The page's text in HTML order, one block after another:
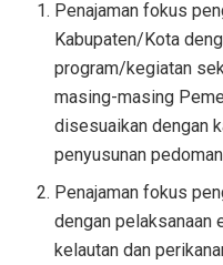
Penajaman fokus
Kabupaten/Kota
program/kegiatan
masing-masing
disesuaikan dengan
penyusunan
Penajaman fokus
dengan pelaksanaan
kelautan dan